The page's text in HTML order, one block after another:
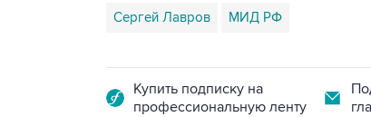
Сергей Лавров МИД РФ
Купить подписку на
профессиональную ленту